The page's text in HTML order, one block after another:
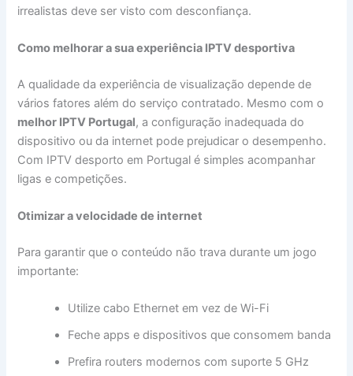
irrealistas deve ser visto com desconfiança.
Como melhorar a sua experiência IPTV desportiva
A qualidade da experiência de visualização depende de
vários fatores além do serviço contratado. Mesmo com o
melhor IPTV Portugal, a configuração inadequada do
dispositivo ou da internet pode prejudicar o desempenho.
Com IPTV desporto em Portugal é simples acompanhar
ligas e competições.
Otimizar a velocidade de internet
Para garantir que o conteúdo não trava durante um jogo
importante:
Utilize cabo Ethernet em vez de Wi-Fi
Feche apps e dispositivos que consomem banda
Prefira routers modernos com suporte 5 GHz